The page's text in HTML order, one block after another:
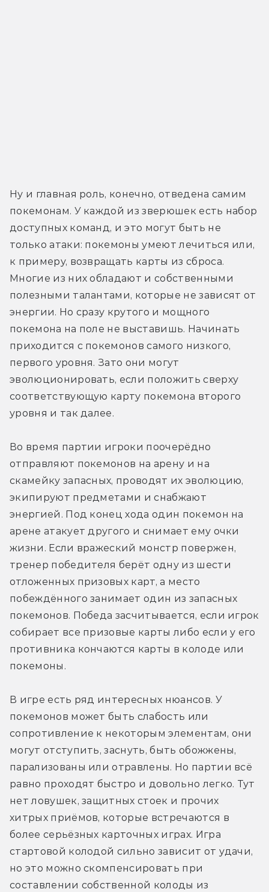
Ну и главная роль, конечно, отведена самим
покемонам. У каждой из зверюшек есть набор
доступных команд, и это могут быть не
только атаки: покемоны умеют лечиться или,
к примеру, возвращать карты из сброса.
Многие из них обладают и собственными
полезными талантами, которые не зависят от
энергии. Но сразу крутого и мощного
покемона на поле не выставишь. Начинать
приходится с покемонов самого низкого,
первого уровня. Зато они могут
эволюционировать, если положить сверху
соответствующую карту покемона второго
уровня и так далее.
Во время партии игроки поочерёдно
отправляют покемонов на арену и на
скамейку запасных, проводят их эволюцию,
экипируют предметами и снабжают
энергией. Под конец хода один покемон на
арене атакует другого и снимает ему очки
жизни. Если вражеский монстр повержен,
тренер победителя берёт одну из шести
отложенных призовых карт, а место
побеждённого занимает один из запасных
покемонов. Победа засчитывается, если игрок
собирает все призовые карты либо если у его
противника кончаются карты в колоде или
покемоны.
В игре есть ряд интересных нюансов. У
покемонов может быть слабость или
сопротивление к некоторым элементам, они
могут отступить, заснуть, быть обожжены,
парализованы или отравлены. Но партии всё
равно проходят быстро и довольно легко. Тут
нет ловушек, защитных стоек и прочих
хитрых приёмов, которые встречаются в
более серьёзных карточных играх. Игра
стартовой колодой сильно зависит от удачи,
но это можно скомпенсировать при
составлении собственной колоды из